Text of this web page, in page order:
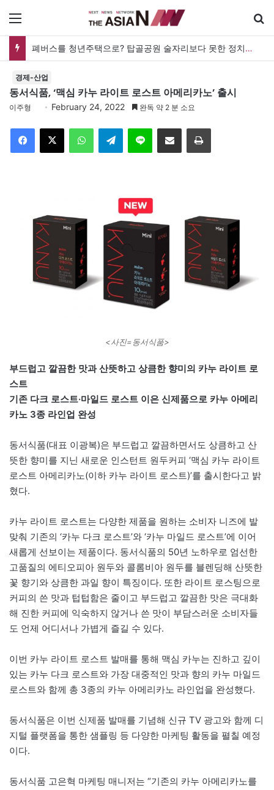
폐버스를 청년주택으로? 탑골공원 술자리보다 못한 정치의 상상력
경제-산업
동서식품, ‘맥심 카누 라이트 로스트 아메리카노’ 출시
이주형 February 24, 2022 완독 약 2 분 소요
Telegram 이메일
<사진=동서식품>
부드럽고 깔끔한 맛과 산뜻하고 상큼한 향미의 카누 라이트 로
스트
기존 다크 로스트·마일드 로스트 이은 신제품으로 카누 아메리
카노 3종 라인업 완성
동서식품(대표 이광복)은 부드럽고 깔끔하면서도 상큼하고 산
뜻한 향미를 지닌 새로운 인스턴트 원두커피 ‘맥심 카누 라이트
로스트 아메리카노(이하 카누 라이트 로스트)’를 출시한다고 밝
혔다.
카누 라이트 로스트는 다양한 제품을 원하는 소비자 니즈에 발
맞춰 기존의 ‘카누 다크 로스트’와 ‘카누 마일드 로스트’에 이어
새롭게 선보이는 제품이다. 동서식품의 50년 노하우로 엄선한
고품질의 에티오피아 원두와 콜롬비아 원두를 블렌딩해 산뜻한
꽃 향기와 상큼한 과일 향이 특징이다. 또한 라이트 로스팅으로
커피의 쓴 맛과 텁텁함은 줄이고 부드럽고 깔끔한 맛은 극대화
해 진한 커피에 익숙하지 않거나 쓴 맛이 부담스러운 소비자들
도 언제 어디서나 가볍게 즐길 수 있다.
이번 카누 라이트 로스트 발매를 통해 맥심 카누는 진하고 깊이
있는 카누 다크 로스트와 가장 대중적인 맛과 향의 카누 마일드
로스트와 함께 총 3종의 카누 아메리카노 라인업을 완성했다.
동서식품은 이번 신제품 발매를 기념해 신규 TV 광고와 함께 디
지털 플랫폼을 통한 샘플링 등 다양한 마케팅 활동을 펼칠 예정
이다.
동서식품 고은혁 마케팅 매니저는 “기존의 카누 아메리카노를